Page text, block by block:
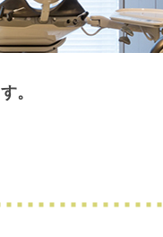
。